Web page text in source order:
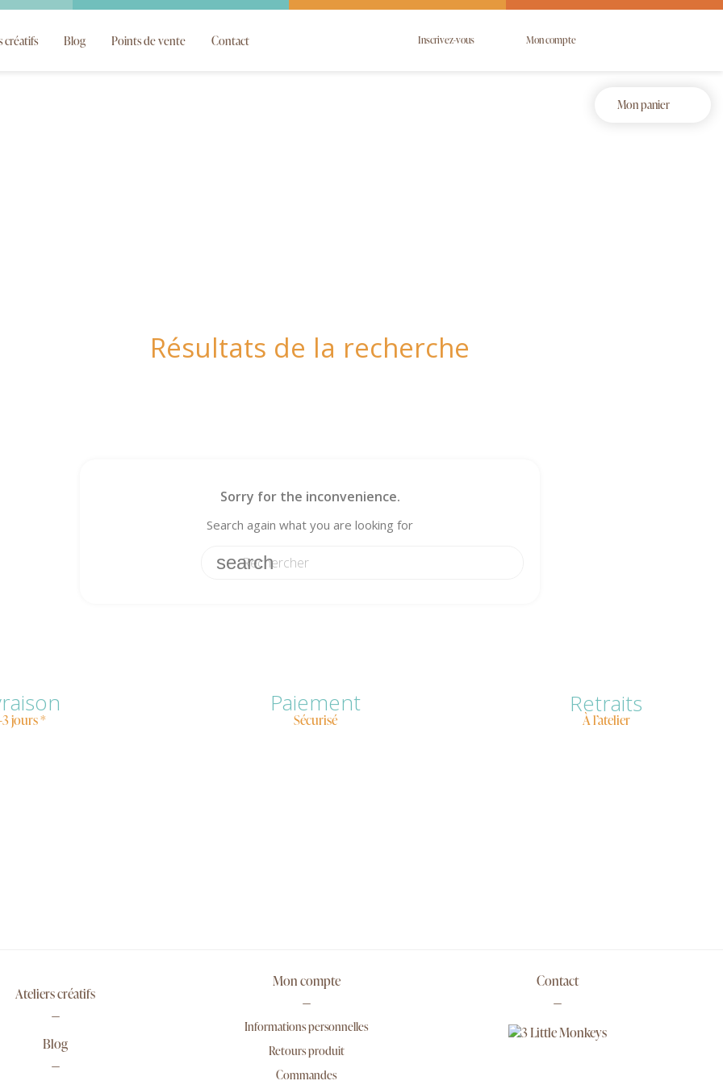
créatifs Blog Points de vente Contact Inscrivez-vous Mon compte
Mon panier
Résultats de la recherche
Sorry for the inconvenience.
Search again what you are looking for
search
jours *
Paiement
Sécurisé
Retraits
À l’atelier
Ateliers créatifs
Blog
Mon compte
Informations personnelles
Retours produit
Commandes
Contact